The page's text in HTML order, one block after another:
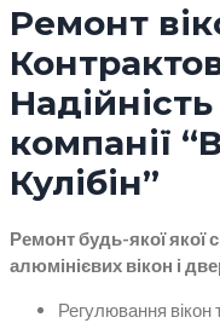
Ремонт
Надійність
компанії
Кулібін”
Ремонт будь-якої якої
алюмінієвих вікон і
Регулювання вікон